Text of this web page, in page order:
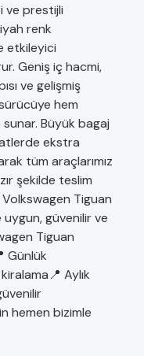
ve prestijli
renk
etkileyici
Geniş iç hacmi,
ve gelişmiş
hem
Büyük bagaj
ekstra
tüm araçlarımız
şekilde teslim
Tiguan
güvenilir ve
Tiguan
Günlük
Aylık
hemen bizimle